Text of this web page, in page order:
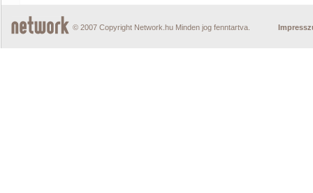
© 2007 Copyright Network.hu Minden jog fenntartva.